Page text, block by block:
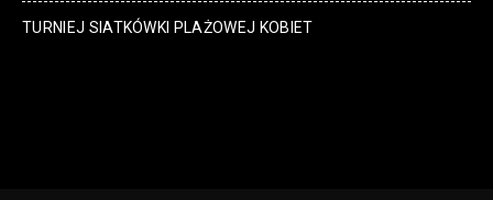
TURNIEJ SIATKÓWKI PLAŻOWEJ KOBIET